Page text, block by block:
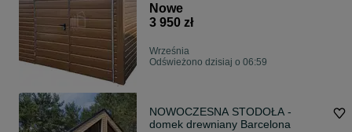
Nowe
3 950 zł
Września
Odświeżono dzisiaj o 06:59
NOWOCZESNA STODOŁA -
domek drewniany Barcelona